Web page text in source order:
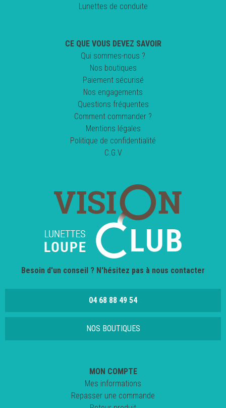
Lunettes de conduite
CE QUE VOUS DEVEZ SAVOIR
Qui sommes-nous ?
Nos boutiques
Paiement sécurisé
Nos engagements
Questions fréquentes
Comment commander ?
Mentions légales
Politique de confidentialité
C.G.V
Besoin d'un conseil ? N'hésitez pas à nous contacter
04 68 88 49 54
NOS BOUTIQUES
MON COMPTE
Mes informations
Repasser une commande